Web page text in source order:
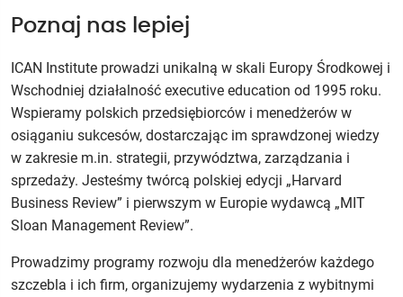
Poznaj nas lepiej
ICAN Institute prowadzi unikalną w skali Europy Środkowej i
Wschodniej działalność executive education od 1995 roku.
Wspieramy polskich przedsiębiorców i menedżerów w
osiąganiu sukcesów, dostarczając im sprawdzonej wiedzy
w zakresie m.in. strategii, przywództwa, zarządzania i
sprzedaży. Jesteśmy twórcą polskiej edycji „Harvard
Business Review” i pierwszym w Europie wydawcą „MIT
Sloan Management Review”.
Prowadzimy programy rozwoju dla menedżerów każdego
szczebla i ich firm, organizujemy wydarzenia z wybitnymi